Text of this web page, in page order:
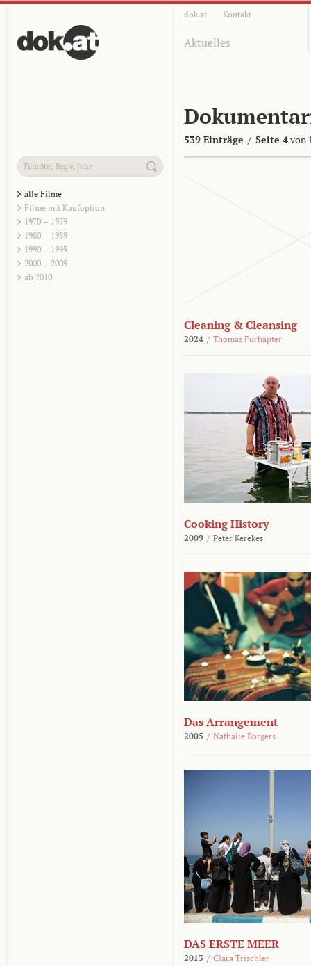
dok.at Kontakt
Aktuelles
539 Einträge / Seite 4von
alle Filme
Filme mit Kaufoption
1970 – 1979
1980 – 1989
1990 – 1999
2000 – 2009
ab 2010
Cleaning & Cleansing
2024 / Thomas Fürhapter
Cooking History
2009 / Peter Kerekes
Das Arrangement
2005 / Nathalie Borgers
DAS ERSTE MEER
2013 / Clara Trischler